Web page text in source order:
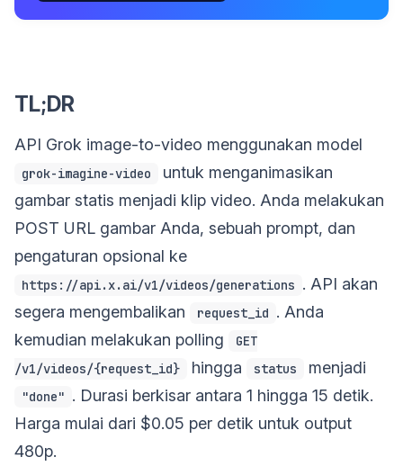
TL;DR
API Grok image-to-video menggunakan model
grok-imagine-video
untuk menganimasikan
gambar statis menjadi klip video. Anda melakukan
POST URL gambar Anda, sebuah prompt, dan
pengaturan opsional ke
https://api.x.ai/v1/videos/generations . API akan
segera mengembalikan
request_id . Anda
kemudian melakukan polling
GET
/v1/videos/{request_id}
hingga status menjadi
"done" . Durasi berkisar antara 1 hingga 15 detik.
Harga mulai dari $0.05 per detik untuk output
480p.